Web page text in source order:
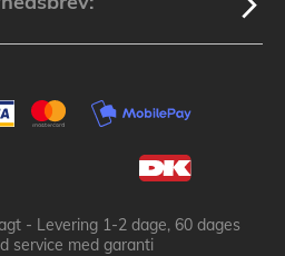
- Levering 1-2 dage, 60 dages
service med garanti